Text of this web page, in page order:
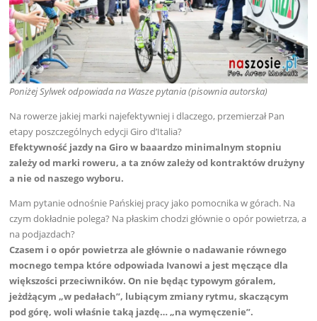
Poniżej Sylwek odpowiada na Wasze pytania (pisownia autorska)
Na rowerze jakiej marki najefektywniej i dlaczego, przemierzał Pan
etapy poszczególnych edycji Giro d’Italia?
Efektywność jazdy na Giro w baaardzo minimalnym stopniu
zależy od marki roweru, a ta znów zależy od kontraktów drużyny
a nie od naszego wyboru.
Mam pytanie odnośnie Pańskiej pracy jako pomocnika w górach. Na
czym dokładnie polega? Na płaskim chodzi głównie o opór powietrza, a
na podjazdach?
Czasem i o opór powietrza ale głównie o nadawanie równego
mocnego tempa które odpowiada Ivanowi a jest męczące dla
większości przeciwników. On nie będąc typowym góralem,
jeżdżącym „w pedałach”, lubiącym zmiany rytmu, skaczącym
pod górę, woli właśnie taką jazdę… „na wymęczenie”.